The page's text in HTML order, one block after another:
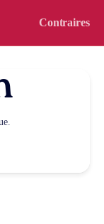
Contraires